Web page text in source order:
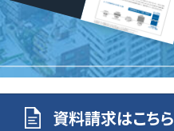
資料請求はこちら